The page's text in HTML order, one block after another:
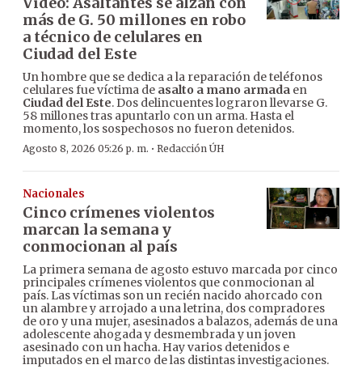
más de G. 50 millones en robo
a técnico de celulares en
Ciudad del Este
Un hombre que se dedica a la reparación de teléfonos
celulares fue víctima de asalto a mano armada en
Ciudad del Este. Dos delincuentes lograron llevarse G.
58 millones tras apuntarlo con un arma. Hasta el
momento, los sospechosos no fueron detenidos.
Agosto 8, 2026 05:26 p. m. · Redacción ÚH
Nacionales
Cinco crímenes violentos
marcan la semana y
conmocionan al país
La primera semana de agosto estuvo marcada por cinco
principales crímenes violentos que conmocionan al
país. Las víctimas son un recién nacido ahorcado con
un alambre y arrojado a una letrina, dos compradores
de oro y una mujer, asesinados a balazos, además de una
adolescente ahogada y desmembrada y un joven
asesinado con un hacha. Hay varios detenidos e
imputados en el marco de las distintas investigaciones.